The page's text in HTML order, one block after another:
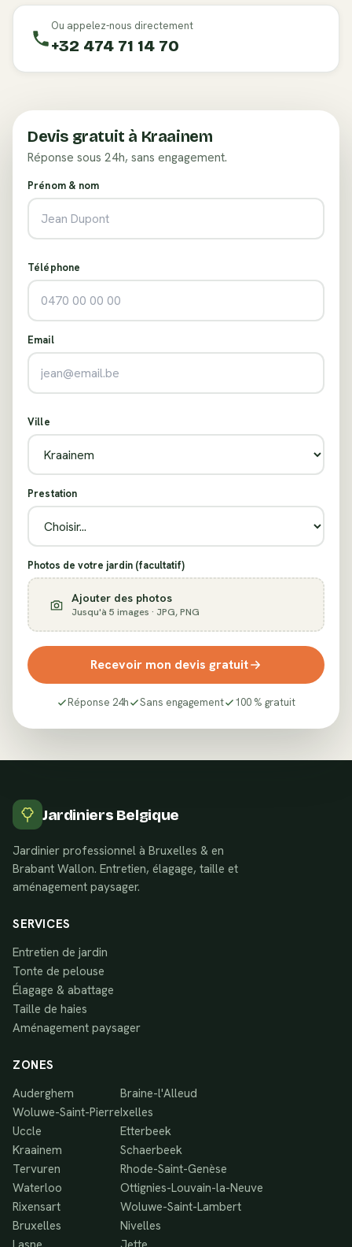
Ou appelez-nous directement
+32 474 71 14 70
Devis gratuit à Kraainem
Réponse sous 24h, sans engagement.
Prénom & nom
Téléphone
Email
Ville
Prestation
Photos de votre jardin (facultatif)
Ajouter des photos
Jusqu'à 5 images · JPG, PNG
Recevoir mon devis gratuit
Réponse 24h Sans engagement 100 % gratuit
Jardiniers Belgique
Jardinier professionnel à Bruxelles & en
Brabant Wallon. Entretien, élagage, taille et
aménagement paysager.
SERVICES
Entretien de jardin
Tonte de pelouse
Élagage & abattage
Taille de haies
Aménagement paysager
ZONES
Auderghem
Woluwe-Saint-Pierre
Uccle
Kraainem
Tervuren
Waterloo
Rixensart
Bruxelles
Braine-l'Alleud
Ixelles
Etterbeek
Schaerbeek
Rhode-Saint-Genèse
Ottignies-Louvain-la-Neuve
Woluwe-Saint-Lambert
Nivelles